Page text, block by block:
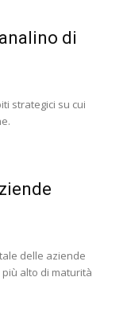
di
strategici su cui
delle aziende
alto di maturità